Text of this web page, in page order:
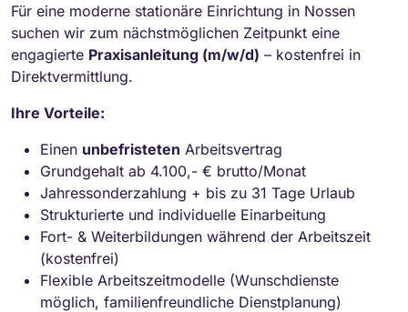
Für eine moderne stationäre Einrichtung in Nossen
suchen wir zum nächstmöglichen Zeitpunkt eine
engagierte Praxisanleitung (m/w/d) – kostenfrei in
Direktvermittlung.
Ihre Vorteile:
Einen unbefristeten Arbeitsvertrag
Grundgehalt ab 4.100,- € brutto/Monat
Jahressonderzahlung + bis zu 31 Tage Urlaub
Strukturierte und individuelle Einarbeitung
Fort- & Weiterbildungen während der Arbeitszeit
(kostenfrei)
Flexible Arbeitszeitmodelle (Wunschdienste
möglich, familienfreundliche Dienstplanung)